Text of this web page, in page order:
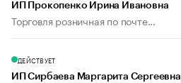
ИП Прокопенко Ирина Ивановна
Торговля розничная по почте...
ДЕЙСТВУЕТ
ИП Сирбаева Маргарита Сергеевна